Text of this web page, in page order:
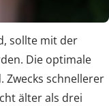
sollte mit der
Die optimale
Zwecks schnellerer
älter als drei